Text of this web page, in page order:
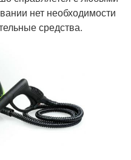
нет необходимости
средства.